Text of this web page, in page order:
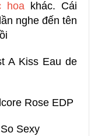
hoakhác. Cái
nghe đến tên
A Kiss Eau de
Rose EDP
Sexy